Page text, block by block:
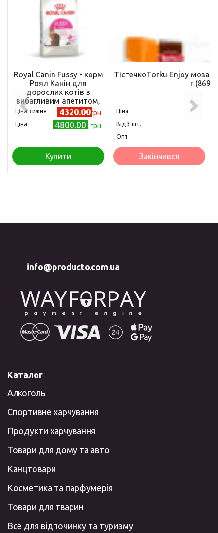
Royal Canin Fussy - корм
Роял Канін для
дорослих котів з
вибагливим апетитом,
10 кг
Ціна тижня 4320.00 грн
Ціна 4800.00 грн
Купити
ТістечкоTorku Enjoy
г
Ціна
Від 3 шт.
Опт
Закінчився
info@producto.com.ua
Каталог
Алкоголь
Спортивне харчування
Продукти харчування
Товари для дому та авто
Канцтовари
Косметика та парфумерія
Товари для тварин
Все для відпочинку та туризму